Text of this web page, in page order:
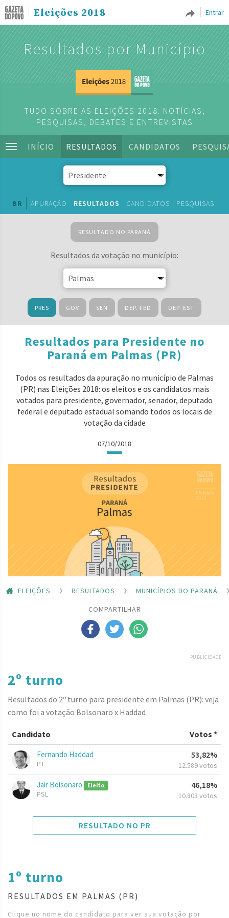
Entrar
Eleições 2018
Resultados por Município
TUDO SOBRE AS ELEIÇÕES 2018: NOTÍCIAS,
PESQUISAS, DEBATES E ENTREVISTAS
INÍCIO RESULTADOS CANDIDATOS
BR APURAÇÃO RESULTADOS CANDIDATOS PESQUISAS
RESULTADO NO PARANÁ
Resultados da votação no município:
PRES GOV SEN DEP. FED DEP. EST
Resultados para Presidente no
Paraná em Palmas (PR)
Todos os resultados da apuração no município de Palmas
(PR) nas Eleições 2018: os eleitos e os candidatos mais
votados para presidente, governador, senador, deputado
federal e deputado estadual somando todos os locais de
votação da cidade
07/10/2018
ELEIÇÕES RESULTADOS
MUNICÍPIOS DO PARANÁ
COMPARTILHAR
PUBLICIDADE
2º turno
Resultados do 2º turno para presidente em Palmas (PR): veja
como foi a votação Bolsonaro x Haddad
Candidato Votos *
Fernando Haddad
PT
53,82%
12.589 votos
Jair Bolsonaro Eleito
PSL
46,18%
10.803 votos
RESULTADO NO PR
1º turno
RESULTADOS EM PALMAS (PR)
Clique no nome do candidato para ver sua votação por